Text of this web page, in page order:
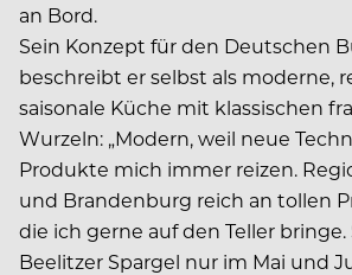
an Bord.
Sein Konzept für den Deutschen
beschreibt er selbst als moderne,
saisonale Küche mit klassischen
Wurzeln: „Modern, weil neue
Produkte mich immer reizen.
und Brandenburg reich an tollen
die ich gerne auf den Teller bringe.
Beelitzer Spargel nur im Mai und